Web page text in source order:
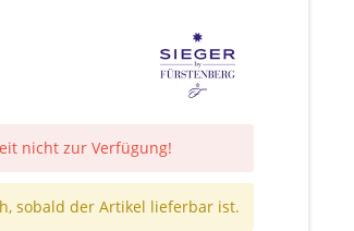
nicht zur Verfügung!
sobald der Artikel lieferbar ist.